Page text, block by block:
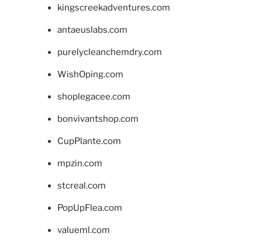
kingscreekadventures.com
antaeuslabs.com
purelycleanchemdry.com
WishOping.com
shoplegacee.com
bonvivantshop.com
CupPlante.com
mpzin.com
stcreal.com
PopUpFlea.com
valueml.com